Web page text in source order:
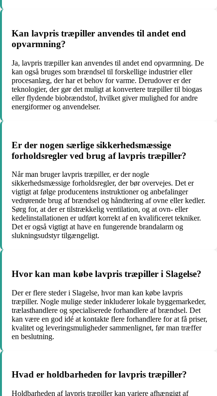
Kan lavpris træpiller anvendes til andet end
opvarmning?
Ja, lavpris træpiller kan anvendes til andet end opvarmning. De
kan også bruges som brændsel til forskellige industrier eller
procesanlæg, der har et behov for varme. Derudover er der
teknologier, der gør det muligt at konvertere træpiller til biogas
eller flydende biobrændstof, hvilket giver mulighed for andre
energiformer og anvendelser.
Er der nogen særlige sikkerhedsmæssige
forholdsregler ved brug af lavpris træpiller?
Når man bruger lavpris træpiller, er der nogle
sikkerhedsmæssige forholdsregler, der bør overvejes. Det er
vigtigt at følge producentens instruktioner og anbefalinger
vedrørende brug af brændsel og håndtering af ovne eller kedler.
Sørg for, at der er tilstrækkelig ventilation, og at ovn- eller
kedelinstallationen er udført korrekt af en kvalificeret tekniker.
Det er også vigtigt at have en fungerende brandalarm og
slukningsudstyr tilgængeligt.
Hvor kan man købe lavpris træpiller i Slagelse?
Der er flere steder i Slagelse, hvor man kan købe lavpris
træpiller. Nogle mulige steder inkluderer lokale byggemarkeder,
trælasthandlere og specialiserede forhandlere af brændsel. Det
kan være en god idé at kontakte flere forhandlere for at få priser,
kvalitet og leveringsmuligheder sammenlignet, før man træffer
en beslutning.
Hvad er holdbarheden for lavpris træpiller?
Holdbarheden af lavpris træpiller kan variere afhængigt af